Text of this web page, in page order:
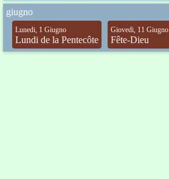
giugno
Lunedi, 1 Giugno
Lundi de la Pentecôte
Giovedi, 11 Giugno
Fête-Dieu